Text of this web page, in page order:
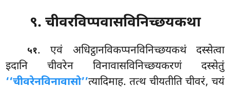
९. चीवरविप्पवासविनिच्छयकथा
५१. एवं अधिट्ठानविकप्पनविनिच्छयकथं दस्सेत्वा
इदानि चीवरेन विनावासविनिच्छयकरणं दस्सेतुं
‘‘चीवरेनविनावासो’’त्यादिमाह. तत्थ चीयतीति चीवरं, चयं